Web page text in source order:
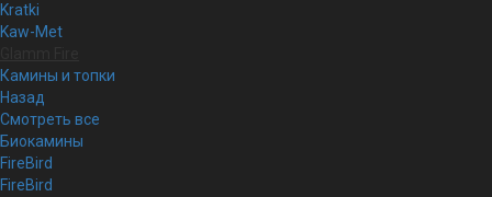
Kratki
Kaw-Met
Камины и топки
Назад
Смотреть все
Биокамины
FireBird
FireBird